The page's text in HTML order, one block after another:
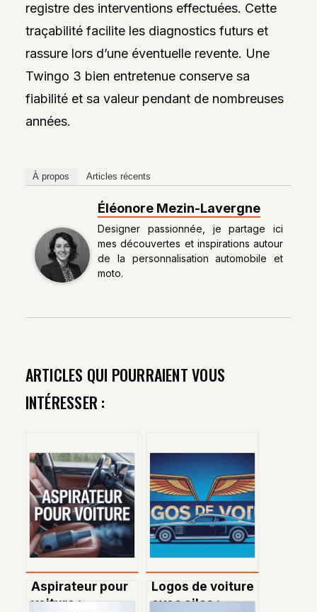
registre des interventions effectuées. Cette
traçabilité facilite les diagnostics futurs et
rassure lors d’une éventuelle revente. Une
Twingo 3 bien entretenue conserve sa
fiabilité et sa valeur pendant de nombreuses
années.
À propos Articles récents
Éléonore Mezin-Lavergne
Designer passionnée, je partage ici
mes découvertes et inspirations autour
de la personnalisation automobile et
moto.
ARTICLES QUI POURRAIENT VOUS
INTÉRESSER :
Aspirateur pour
voiture :
Logos de voiture
avec ailes :